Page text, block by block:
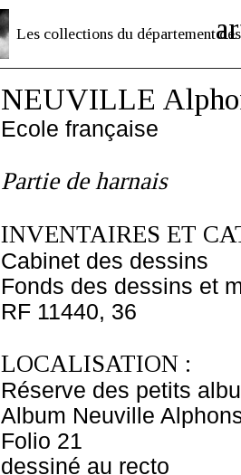
Les collections du département des
NEUVILLE
Ecole française
Partie de harnais
INVENTAIRES ET
Cabinet des dessins
Fonds des dessins et
RF 11440, 36
LOCALISATION :
Réserve des petits
Album Neuville
Folio 21
dessiné au recto